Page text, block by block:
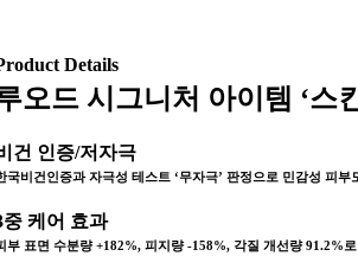
Details​
오드 시그니처 아이템 ‘스
건 인증/저자극
국비건인증과 자극성 테스트 ‘무자극’ 판정으로 민감성 피부
중 케어 효과
부 표면 수분량 +182%, 피지량 -158%, 각질 개선량 91.2%